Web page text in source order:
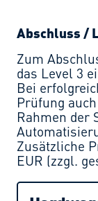
Abschluss /
Zum
das Level 3
Bei
Prüfung
Rahmen der
Zusätzliche
EUR (zzgl.